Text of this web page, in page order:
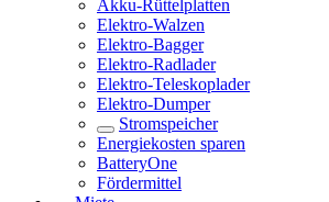
Akku-Rüttelplatten
Elektro-Walzen
Elektro-Bagger
Elektro-Radlader
Elektro-Teleskoplader
Elektro-Dumper
Stromspeicher
Energiekosten sparen
BatteryOne
Fördermittel